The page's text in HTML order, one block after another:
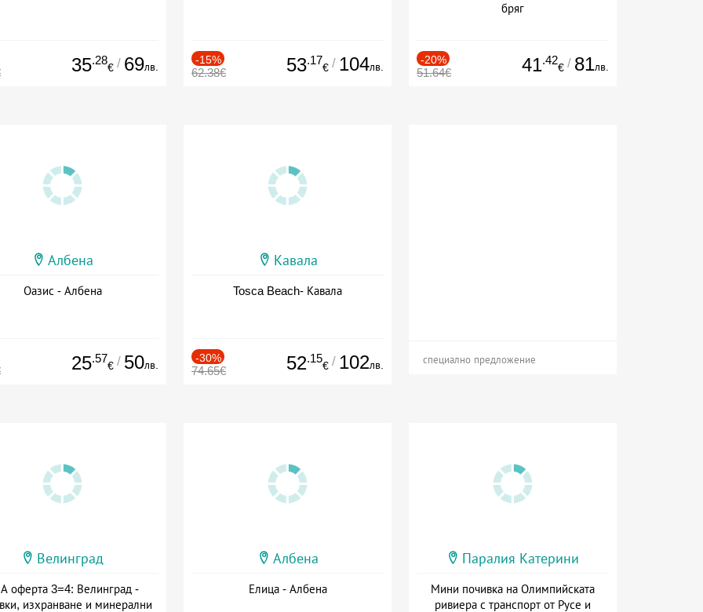
35.28
€ / 69лв.
-15%
62.38€ 53.17
€ / 104лв.
бряг
-20%
51.64€ 41.42
€ / 81лв.
Албена
Оазис - Албена
25.57
€ / 50лв.
Кавала
Tosca Beach- Кавала
-30%
74.65€ 52.15
€ / 102лв. специално предложение
Велинград
оферта 3=4: Велинград -
изхранване и минерални
Албена
Елица - Албена
Паралия Катерини
Мини почивка на Олимпийската
ривиера с транспорт от Русе и